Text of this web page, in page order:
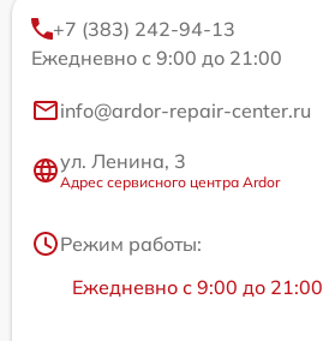
+7 (383) 242-94-13
Ежедневно с 9:00 до 21:00
info@ardor-repair-center.ru
ул. Ленина, 3
Адрес сервисного центра Ardor
Режим работы:
Ежедневно с 9:00 до 21:00